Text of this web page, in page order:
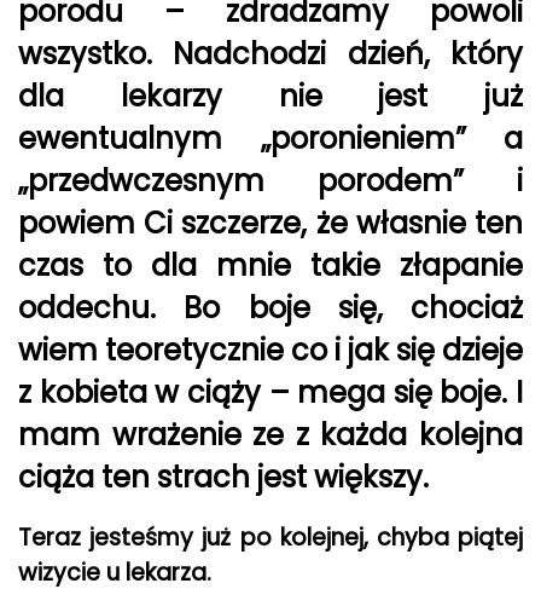
porodu – zdradzamy powoli
wszystko. Nadchodzi dzień, który
dla lekarzy nie jest już
ewentualnym „poronieniem” a
„przedwczesnym porodem” i
powiem Ci szczerze, że własnie ten
czas to dla mnie takie złapanie
oddechu. Bo boje się, chociaż
wiem teoretycznie co i jak się dzieje
z kobieta w ciąży – mega się boje. I
mam wrażenie ze z każda kolejna
ciąża ten strach jest większy.
Teraz jesteśmy już po kolejnej, chyba piątej
wizycie u lekarza.